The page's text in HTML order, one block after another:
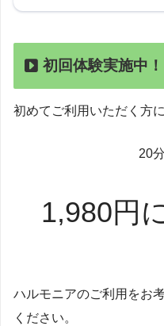
初回体験実施中！
初めてご利用いただく方
20
1,980円
ハルモニアのご利用をお
ください。